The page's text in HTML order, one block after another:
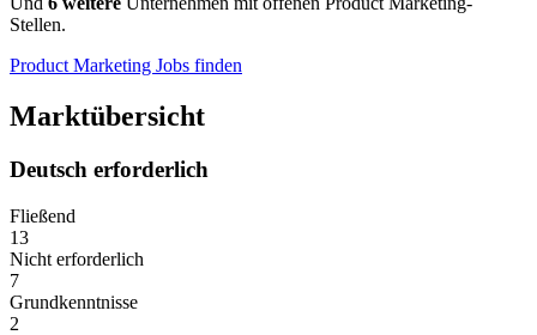
Stellen.
Product Marketing Jobs finden
Marktübersicht
Deutsch erforderlich
Fließend
13
Nicht erforderlich
7
Grundkenntnisse
2